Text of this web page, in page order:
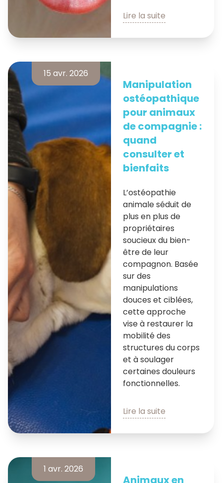
Lire la suite
15 avr. 2026
Manipulation
ostéopathique
pour animaux
de compagnie :
quand
consulter et
bienfaits
L’ostéopathie
animale séduit de
plus en plus de
propriétaires
soucieux du bien-
être de leur
compagnon. Basée
sur des
manipulations
douces et ciblées,
cette approche
vise à restaurer la
mobilité des
structures du corps
et à soulager
certaines douleurs
fonctionnelles.
Lire la suite
1 avr. 2026
Animaux en